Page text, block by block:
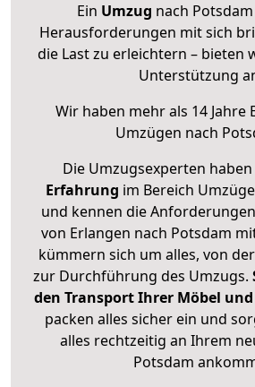
Ein Umzug nach
Herausforderungen mit sich
die Last zu erleichtern – bieten
Unterstützung
Wir haben mehr als 14
Umzügen nach
Die Umzugsexperten haben
Erfahrung im Bereich
und kennen die
von Erlangen nach Potsdam
kümmern sich um alles, von
zur Durchführung des Umzugs.
den Transport Ihrer Möbel
packen alles sicher ein und
alles rechtzeitig an Ihrem
Potsdam